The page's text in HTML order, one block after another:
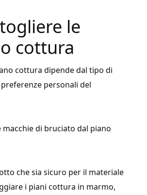
le
cottura
cottura dipende dal tipo di
personali del
di bruciato dal piano
che sia sicuro per il materiale
i piani cottura in marmo,